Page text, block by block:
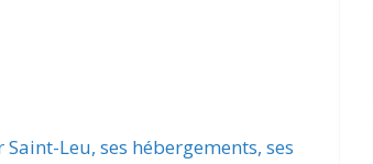
Leu, ses hébergements, ses